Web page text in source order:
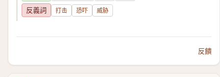
反義詞 打击 恐吓 威胁
反饋